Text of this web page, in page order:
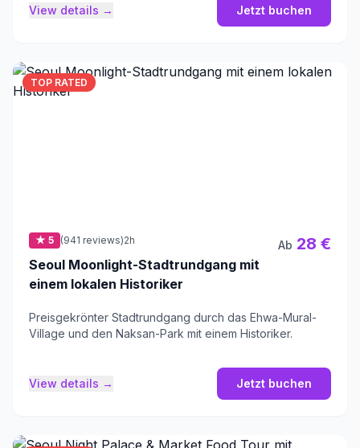
View details → Jetzt buchen
TOP RATED
★ 5 (941 reviews)2h
Seoul Moonlight-Stadtrundgang mit
einem lokalen Historiker
Ab 28 €
Preisgekrönter Stadtrundgang durch das Ehwa-Mural-
Village und den Naksan-Park mit einem Historiker.
View details → Jetzt buchen